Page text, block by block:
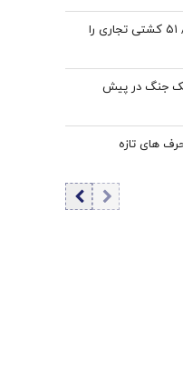
ادعاهای جدید سنتکام درباره محاصره دریایی/ ۵۱ کشتی تجاری را
یک جنگ در پیش
های تازه